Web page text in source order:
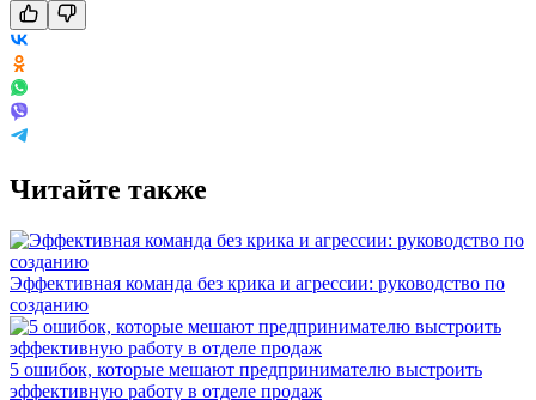
Читайте также
Эффективная команда без крика и агрессии: руководство по
созданию
5 ошибок, которые мешают предпринимателю выстроить
эффективную работу в отделе продаж